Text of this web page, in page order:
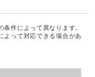
件によって異なります。
って対応できる場合があ